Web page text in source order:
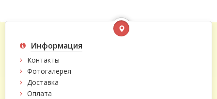
Информация
Контакты
Фотогалерея
Доставка
Оплата